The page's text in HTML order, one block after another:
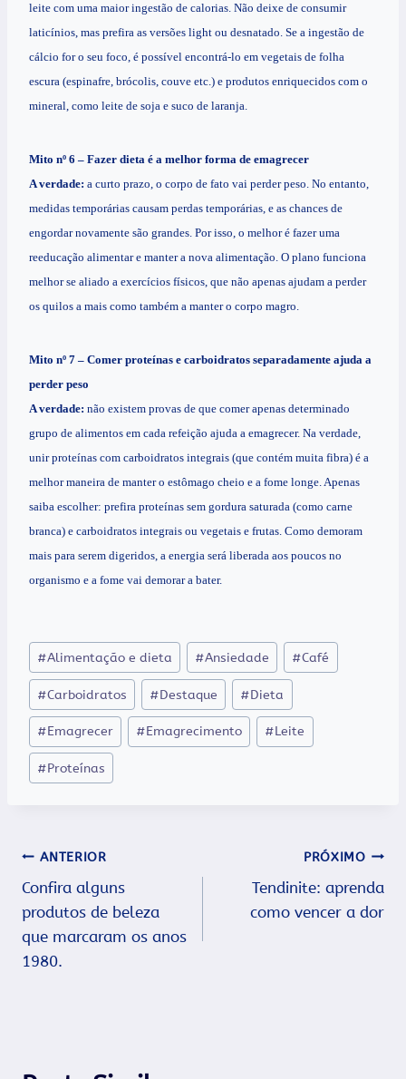
leite com uma maior ingestão de calorias. Não deixe de consumir
laticínios, mas prefira as versões light ou desnatado. Se a ingestão de
cálcio for o seu foco, é possível encontrá-lo em vegetais de folha
escura (espinafre, brócolis, couve etc.) e produtos enriquecidos com o
mineral, como leite de soja e suco de laranja.
Mito nº 6 – Fazer dieta é a melhor forma de emagrecer
A verdade: a curto prazo, o corpo de fato vai perder peso. No entanto,
medidas temporárias causam perdas temporárias, e as chances de
engordar novamente são grandes. Por isso, o melhor é fazer uma
reeducação alimentar e manter a nova alimentação. O plano funciona
melhor se aliado a exercícios físicos, que não apenas ajudam a perder
os quilos a mais como também a manter o corpo magro.
Mito nº 7 – Comer proteínas e carboidratos separadamente ajuda a
perder peso
A verdade: não existem provas de que comer apenas determinado
grupo de alimentos em cada refeição ajuda a emagrecer. Na verdade,
unir proteínas com carboidratos integrais (que contém muita fibra) é a
melhor maneira de manter o estômago cheio e a fome longe. Apenas
saiba escolher: prefira proteínas sem gordura saturada (como carne
branca) e carboidratos integrais ou vegetais e frutas. Como demoram
mais para serem digeridos, a energia será liberada aos poucos no
organismo e a fome vai demorar a bater.
Tags
do
Post:
#Alimentação e dieta #Ansiedade #Café
#Carboidratos #Destaque #Dieta
#Emagrecer #Emagrecimento #Leite
#Proteínas
Navegação
de
Post
ANTERIOR
Confira alguns
produtos de beleza
que marcaram os anos
1980.
PRÓXIMO
Tendinite: aprenda
como vencer a dor